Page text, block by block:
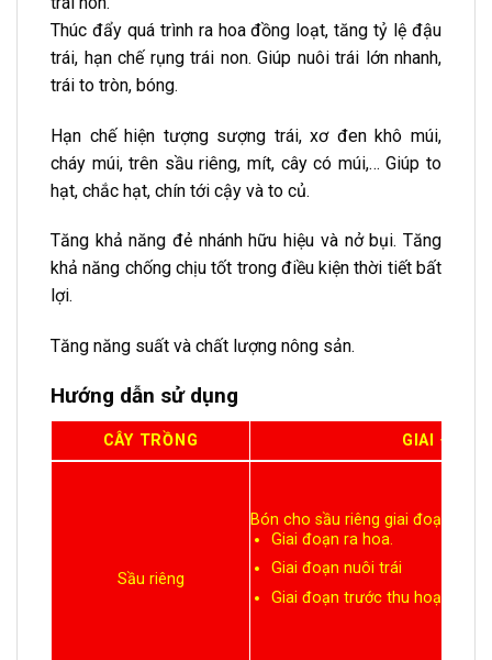
Thúc đẩy quá trình ra hoa đồng loạt, tăng tỷ lệ đậu
trái, hạn chế rụng trái non. Giúp nuôi trái lớn nhanh,
trái to tròn, bóng.
Hạn chế hiện tượng sượng trái, xơ đen khô múi,
cháy múi, trên sầu riêng, mít, cây có múi,… Giúp to
hạt, chắc hạt, chín tới cậy và to củ.
Tăng khả năng đẻ nhánh hữu hiệu và nở bụi. Tăng
khả năng chống chịu tốt trong điều kiện thời tiết bất
lợi.
Tăng năng suất và chất lượng nông sản.
Hướng dẫn sử dụng
CÂY TRỒNG GIAI ĐOẠN
Sầu riêng
Bón cho sầu riêng giai đoạn ra
Giai đoạn ra hoa.
Giai đoạn nuôi trái
Giai đoạn trước thu hoạch.